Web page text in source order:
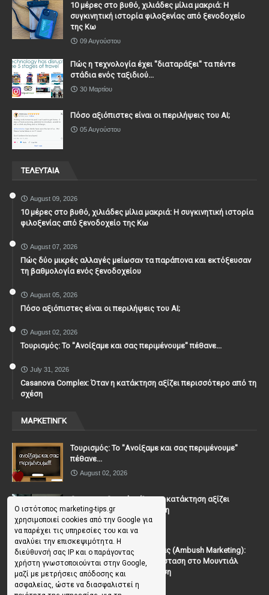
Ο ιστότοπος marketing-tips.gr
χρησιμοποιεί cookies από την Google για
να παρέχει τις υπηρεσίες του και να
αναλύει την επισκεψιμότητα. Η
διεύθυνσή σας IP και ο παράγοντας
χρήστη γνωστοποιούνται στην Google,
μαζί με μετρήσεις απόδοσης και
ασφαλείας, ώστε να διασφαλιστεί η
10 μέρες στο βυθό, χιλιάδες μίλια μακριά: Η
συγκινητική ιστορία φιλοξενίας από ξενοδοχείο
της Κω
09 Αυγούστου
Πώς η τεχνολογία έχει ''διαταράξει'' τα πέντε
στάδια ενός ταξιδιού...
30 Μαρτίου
Πόσο αξιόπιστες είναι οι περιλήψεις του ΑΙ;
05 Αυγούστου
ΤΕΛΕΥΤΑΙΑ
August 09, 2026
10 μέρες στο βυθό, χιλιάδες μίλια μακριά: Η συγκινητική ιστορία
φιλοξενίας από ξενοδοχείο της Κω
August 07, 2026
Πώς δύο μικρές αλλαγές μείωσαν τα παράπονα και εκτόξευσαν
τη βαθμολογία ενός ξενοδοχείου
August 05, 2026
Πόσο αξιόπιστες είναι οι περιλήψεις του ΑΙ;
August 02, 2026
Τουρισμός: Το "Ανοίξαμε και σας περιμένουμε" πέθανε...
July 31, 2026
Casanova Complex: Όταν η κατάκτηση αξίζει περισσότερο από τη
σχέση
ΜΑΡΚΕΤΙΝΓΚ
Τουρισμός: Το "Ανοίξαμε και σας περιμένουμε"
πέθανε...
August 02, 2026
Casanova Complex: Όταν η κατάκτηση αξίζει
περισσότερο από τη σχέση
July 31, 2026
To Μάρκετινγκ της Ενέδρας (Ambush Marketing):
Πώς να κλέψεις την παράσταση στο Μουντιάλ
χωρίς (επίσημη) πρόσκληση
July 19, 2026